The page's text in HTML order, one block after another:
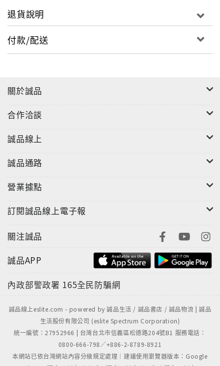
靈感來源，而「蝴蝶」這個標題則比喻作曲家的樂思如
特琳‧柯拉德，會留給後世更多美麗的錄音。
卡特琳‧柯拉德出生於1947年，十四歲進入巴黎音樂學院
師從柯爾托的弟子勒費比爾與穆尼耶。這一張專輯錄製
三十一歲的錄音，有著熱情而且變化豐富的音色與動態
讓人著迷的地方。
錄音年份：1974 / 1978
規格：
退貨說明
付款/配送
關於誠品
合作洽談
誠品線上
誠品通路
營業據點
訂閱誠品線上電子報
關注誠品
誠品APP
內政部警政署 165全民防騙網
誠品線上eslite.com - powered by 誠品生活 / 誠品書店 / 誠品物流 | 誠品
生活股份有限公司 (eslite Spectrum Corporation)
統一編號：27952966 | 台灣台北市信義區松德路204號B1 服務電話：
0800-666-798／+886-2-8789-8921
本網站已依台灣網站內容分級規定處理｜建議使用瀏覽器版本：Google